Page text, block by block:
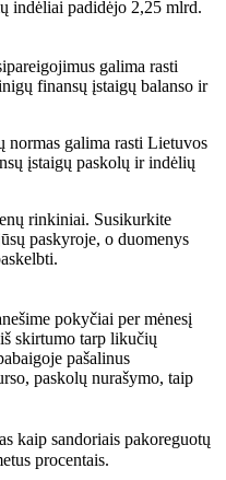
galima rasti
finansų įstaigų balanso ir
normas galima rasti Lietuvos
įstaigų paskolų ir indėlių
rinkiniai. Susikurkite
paskyroje, o duomenys
pokyčiai per mėnesį
skirtumo tarp likučių
pašalinus
paskolų nurašymo, taip
kaip sandoriais pakoreguotų
procentais.